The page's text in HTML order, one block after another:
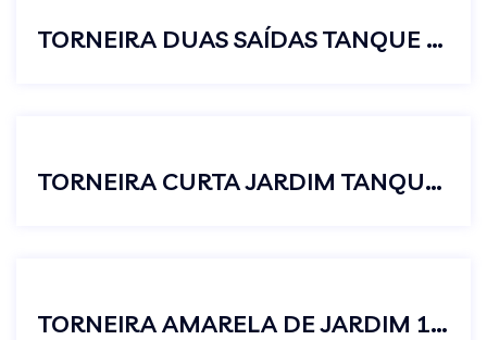
TORNEIRA DUAS SAÍDAS TANQUE E MÁQUINA DE LAVAR PRETO LUXO
TORNEIRA CURTA JARDIM TANQUE C23 METAL CROMADO
TORNEIRA AMARELA DE JARDIM 1/2 X 3/4